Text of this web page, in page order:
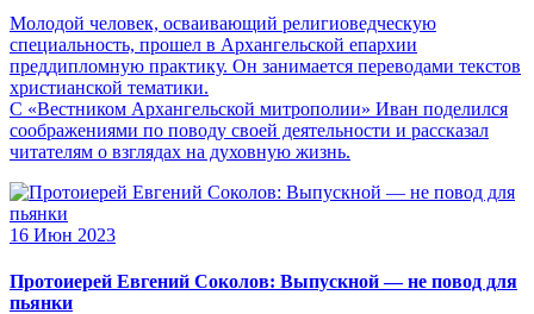
Молодой человек, осваивающий религиоведческую
специальность, прошел в Архангельской епархии
преддипломную практику. Он занимается переводами текстов
христианской тематики.
С «Вестником Архангельской митрополии» Иван поделился
соображениями по поводу своей деятельности и рассказал
читателям о взглядах на духовную жизнь.
16 Июн 2023
Протоиерей Евгений Соколов: Выпускной — не повод для
пьянки